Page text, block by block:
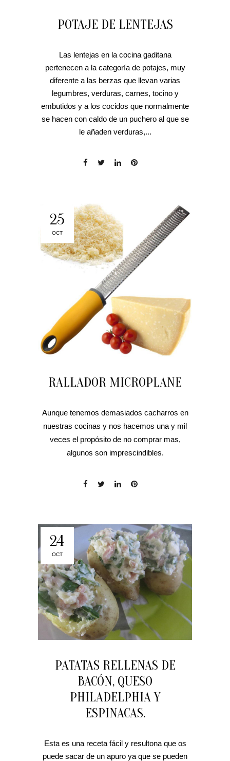
POTAJE DE LENTEJAS
Las lentejas en la cocina gaditana
pertenecen a la categoría de potajes, muy
diferente a las berzas que llevan varias
legumbres, verduras, carnes, tocino y
embutidos y a los cocidos que normalmente
se hacen con caldo de un puchero al que se
le añaden verduras,...
25
OCT
RALLADOR MICROPLANE
Aunque tenemos demasiados cacharros en
nuestras cocinas y nos hacemos una y mil
veces el propósito de no comprar mas,
algunos son imprescindibles.
24
OCT
PATATAS RELLENAS DE
BACÓN, QUESO
PHILADELPHIA Y
ESPINACAS.
Esta es una receta fácil y resultona que os
puede sacar de un apuro ya que se pueden